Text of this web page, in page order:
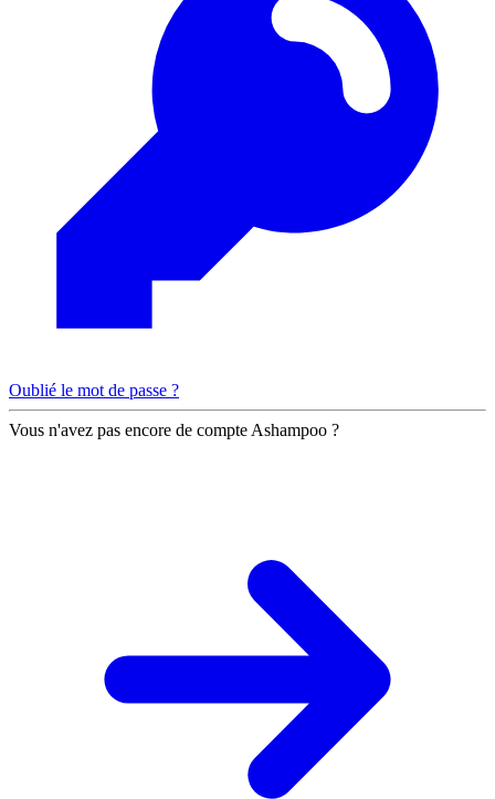
Oublié le mot de passe ?
Vous n'avez pas encore de compte Ashampoo ?